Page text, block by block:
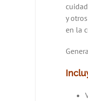
y
en la